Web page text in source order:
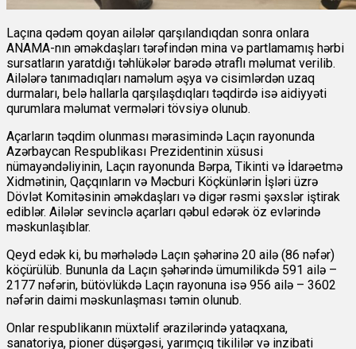
Laçına qədəm qoyan ailələr qarşılandıqdan sonra onlara
ANAMA-nın əməkdaşları tərəfindən mina və partlamamış hərbi
sursatların yaratdığı təhlükələr barədə ətraflı məlumat verilib.
Ailələrə tanımadıqları naməlum əşya və cisimlərdən uzaq
durmaları, belə hallarla qarşılaşdıqları təqdirdə isə aidiyyəti
qurumlara məlumat vermələri tövsiyə olunub.
Açarların təqdim olunması mərasimində Laçın rayonunda
Azərbaycan Respublikası Prezidentinin xüsusi
nümayəndəliyinin, Laçın rayonunda Bərpa, Tikinti və İdarəetmə
Xidmətinin, Qaçqınların və Məcburi Köçkünlərin İşləri üzrə
Dövlət Komitəsinin əməkdaşları və digər rəsmi şəxslər iştirak
ediblər. Ailələr sevinclə açarları qəbul edərək öz evlərində
məskunlaşıblar.
Qeyd edək ki, bu mərhələdə Laçın şəhərinə 20 ailə (86 nəfər)
köçürülüb. Bununla da Laçın şəhərində ümumilikdə 591 ailə –
2177 nəfərin, bütövlükdə Laçın rayonuna isə 956 ailə – 3602
nəfərin daimi məskunlaşması təmin olunub.
Onlar respublikanın müxtəlif ərazilərində yataqxana,
sanatoriya, pioner düşərgəsi, yarımçıq tikililər və inzibati